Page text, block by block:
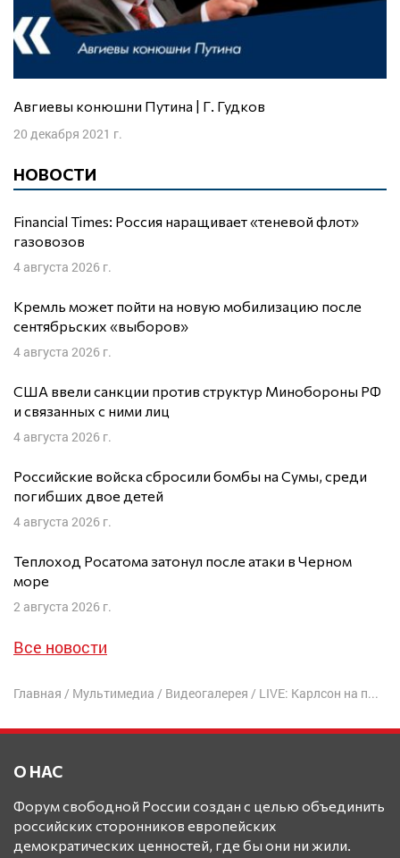
Авгиевы конюшни Путина | Г. Гудков
20 декабря 2021 г.
НОВОСТИ
Financial Times: Россия наращивает «теневой флот»
газовозов
4 августа 2026 г.
Кремль может пойти на новую мобилизацию после
сентябрьских «выборов»
4 августа 2026 г.
США ввели санкции против структур Минобороны РФ
и связанных с ними лиц
4 августа 2026 г.
Российские войска сбросили бомбы на Сумы, среди
погибших двое детей
4 августа 2026 г.
Теплоход Росатома затонул после атаки в Черном
море
2 августа 2026 г.
Все новости
Главная / Мультимедиа / Видеогалерея / LIVE: Карлсон на путинской крыше | Юрий Рашкин
О НАС
Форум свободной России создан с целью объединить
российских сторонников европейских
демократических ценностей, где бы они ни жили.